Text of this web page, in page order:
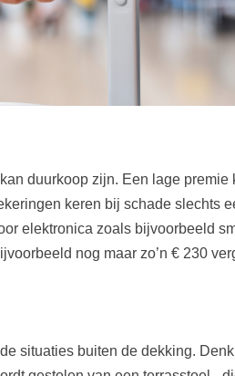
duurkoop zijn. Een lage premie
keren bij schade slechts
elektronica zoals bijvoorbeeld
nog maar zo’n € 230
situaties buiten de dekking.